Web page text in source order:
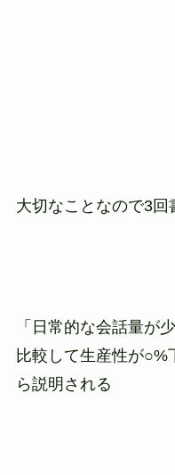
大切なことなので3回
「日常的な会話量が
比較して生産性が
ら説明される